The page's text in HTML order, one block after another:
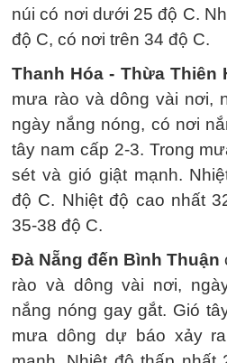
núi có nơi dưới 25 độ C.
độ C, có nơi trên 34 độ C.
Thanh Hóa - Thừa Thiên
mưa rào và dông vài nơi,
ngày nắng nóng, có nơi
tây nam cấp 2-3. Trong
sét và gió giật mạnh.
độ C. Nhiệt độ cao nhất
35-38 độ C.
Đà Nẵng đến Bình Thuận
rào và dông vài nơi,
nắng nóng gay gắt. Gió
mưa dông dự báo xảy